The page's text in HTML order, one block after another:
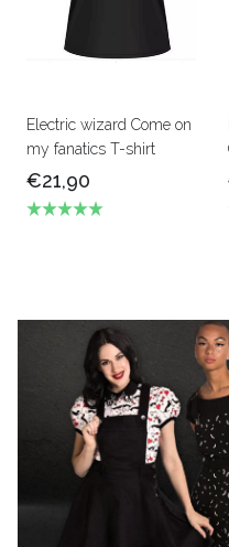
Electric wizard Come on
my fanatics T-shirt
€21,90